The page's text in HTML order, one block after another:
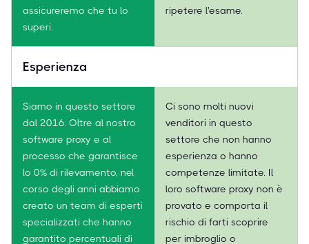
assicureremo che tu lo
superi.
ripetere l'esame.
Esperienza
Siamo in questo settore
dal 2016. Oltre al nostro
software proxy e al
processo che garantisce
lo 0% di rilevamento, nel
corso degli anni abbiamo
creato un team di esperti
specializzati che hanno
garantito percentuali di
Ci sono molti nuovi
venditori in questo
settore che non hanno
esperienza o hanno
competenze limitate. Il
loro software proxy non è
provato e comporta il
rischio di farti scoprire
per imbroglio o